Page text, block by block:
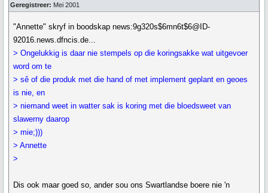
Geregistreer: Mei 2001
"Annette" skryf in boodskap news:9g320s$6mn6t$6@ID-
92016.news.dfncis.de...
> Ongelukkig is daar nie stempels op die koringsakke wat uitgevoer
word om te
> sê of die produk met die hand of met implement geplant en geoes
is nie, en
> niemand weet in watter sak is koring met die bloedsweet van
slawerny daarop
> mie;)))
> Annette
>
Dis ook maar goed so, ander sou ons Swartlandse boere nie 'n